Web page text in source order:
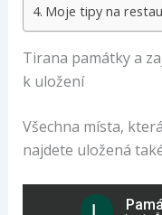
Moje tipy na
Tirana památky a
k uložení
Všechna místa,
najdete uložená